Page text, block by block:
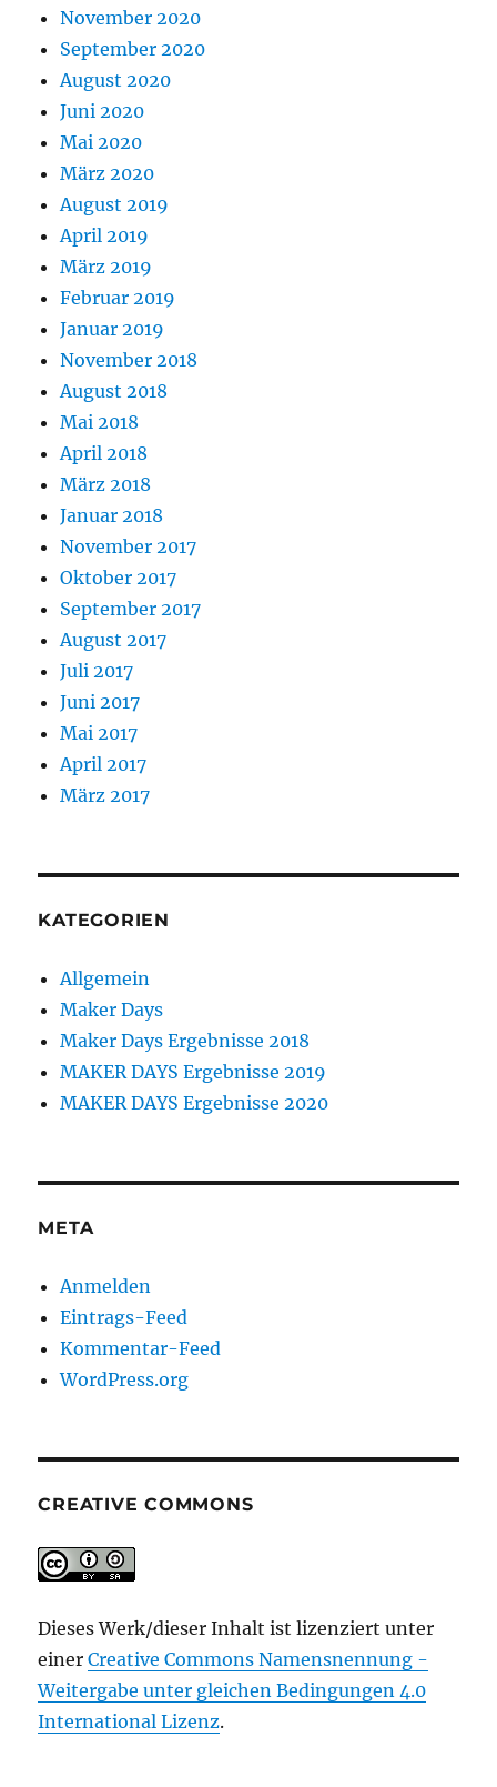
November 2020
September 2020
August 2020
Juni 2020
Mai 2020
März 2020
August 2019
April 2019
März 2019
Februar 2019
Januar 2019
November 2018
August 2018
Mai 2018
April 2018
März 2018
Januar 2018
November 2017
Oktober 2017
September 2017
August 2017
Juli 2017
Juni 2017
Mai 2017
April 2017
März 2017
KATEGORIEN
Allgemein
Maker Days
Maker Days Ergebnisse 2018
MAKER DAYS Ergebnisse 2019
MAKER DAYS Ergebnisse 2020
META
Anmelden
Eintrags-Feed
Kommentar-Feed
WordPress.org
CREATIVE COMMONS
Dieses Werk/dieser Inhalt ist lizenziert unter
einerCreative Commons Namensnennung -
Weitergabe unter gleichen Bedingungen 4.0
International Lizenz.